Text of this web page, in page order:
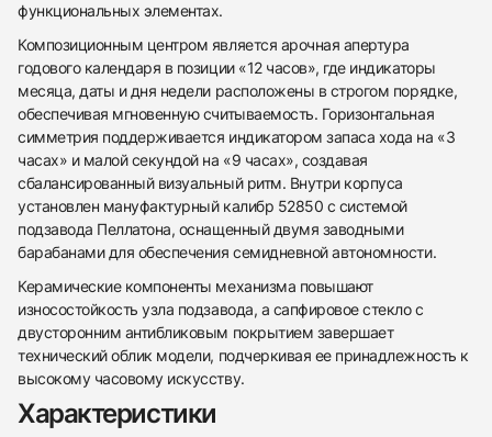
438
285
145
142
205
204
195
150
6
функциональных элементах.
Композиционным центром является арочная апертура
годового календаря в позиции «12 часов», где индикаторы
месяца, даты и дня недели расположены в строгом порядке,
обеспечивая мгновенную считываемость. Горизонтальная
симметрия поддерживается индикатором запаса хода на «3
часах» и малой секундой на «9 часах», создавая
сбалансированный визуальный ритм. Внутри корпуса
установлен мануфактурный калибр 52850 с системой
подзавода Пеллатона, оснащенный двумя заводными
барабанами для обеспечения семидневной автономности.
Керамические компоненты механизма повышают
износостойкость узла подзавода, а сапфировое стекло с
двусторонним антибликовым покрытием завершает
технический облик модели, подчеркивая ее принадлежность к
высокому часовому искусству.
Характеристики